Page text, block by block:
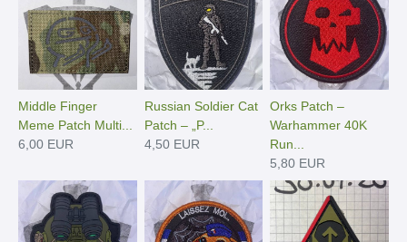
Middle Finger
Meme Patch Multi...
6,00 EUR
Russian Soldier Cat
Patch – „P...
4,50 EUR
Orks Patch –
Warhammer 40K
Run...
5,80 EUR